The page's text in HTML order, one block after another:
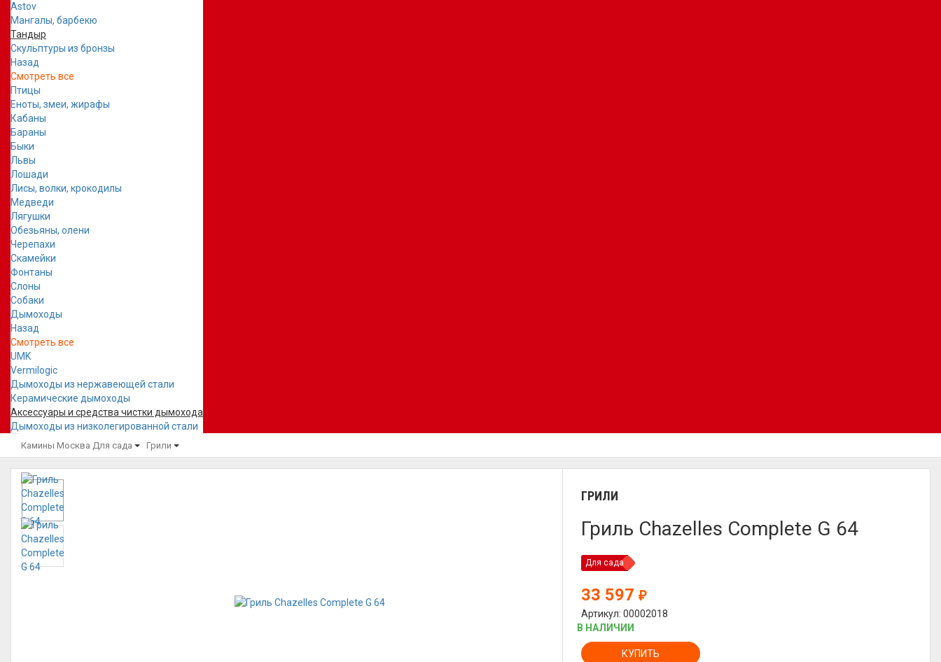
Astov
Мангалы, барбекю
Тандыр
Скульптуры из бронзы
Назад
Смотреть все
Птицы
Еноты, змеи, жирафы
Кабаны
Бараны
Быки
Львы
Лошади
Лисы, волки, крокодилы
Медведи
Лягушки
Обезьяны, олени
Черепахи
Скамейки
Фонтаны
Слоны
Собаки
Дымоходы
Назад
Смотреть все
UMK
Vermilogic
Дымоходы из нержавеющей стали
Керамические дымоходы
Аксессуары и средства чистки дымохода
Дымоходы из низколегированной стали
Камины Москва Для сада Грили
ГРИЛИ
Гриль Chazelles Complete G 64
Для сада
33 597₽
Артикул: 00002018
В НАЛИЧИИ
КУПИТЬ